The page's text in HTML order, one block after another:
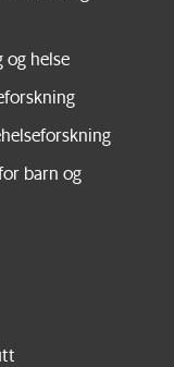
og helse
barn og